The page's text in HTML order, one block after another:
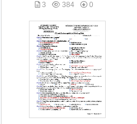
3 384 0